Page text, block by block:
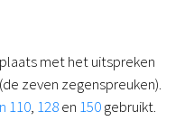
met het uitspreken
zeven zegenspreuken).
110, 128en 150gebruikt.